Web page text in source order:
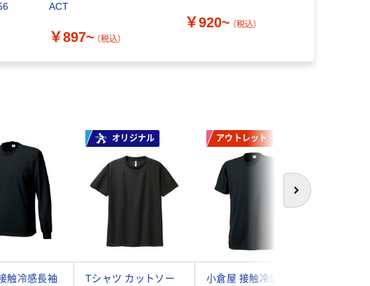
ACT
￥897~ （税込）
￥920~ （税込）
次へ
オリジナル アウトレット
触冷感長袖
Tシャツ カットソー
小倉屋 接触冷感半袖